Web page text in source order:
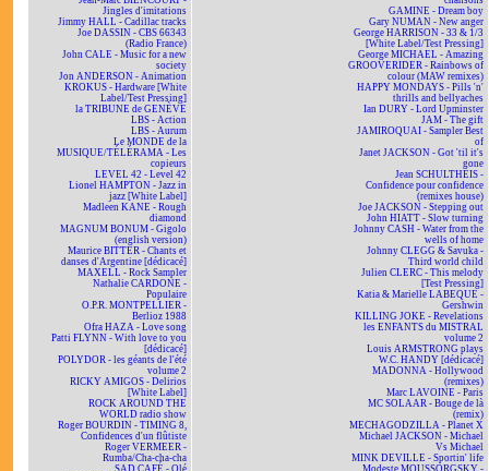
Jingles d'imitations
Jimmy HALL - Cadillac tracks
Joe DASSIN - CBS 66343
(Radio France)
John CALE - Music for a new
society
Jon ANDERSON - Animation
KROKUS - Hardware [White
Label/Test Pressing]
la TRIBUNE de GENÈVE
LBS - Action
LBS - Aurum
Le MONDE de la
MUSIQUE/TÉLÉRAMA - Les
copieurs
LEVEL 42 - Level 42
Lionel HAMPTON - Jazz in
jazz [White Label]
Madleen KANE - Rough
diamond
MAGNUM BONUM - Gigolo
(english version)
Maurice BITTER - Chants et
danses d'Argentine [dédicacé]
MAXELL - Rock Sampler
Nathalie CARDONE -
Populaire
O.P.R. MONTPELLIER -
Berlioz 1988
Ofra HAZA - Love song
Patti FLYNN - With love to you
[dédicacé]
POLYDOR - les géants de l'été
volume 2
RICKY AMIGOS - Delirios
[White Label]
ROCK AROUND THE
WORLD radio show
Roger BOURDIN - TIMING 8,
Confidences d'un flûtiste
Roger VERMEER -
Rumba/Cha-cha-cha
SAD CAFÉ - Olé
GAMINE - Dream boy
Gary NUMAN - New anger
George HARRISON - 33 & 1/3
[White Label/Test Pressing]
George MICHAEL - Amazing
GROOVERIDER - Rainbows of
colour (MAW remixes)
HAPPY MONDAYS - Pills 'n'
thrills and bellyaches
Ian DURY - Lord Upminster
JAM - The gift
JAMIROQUAI - Sampler Best
of
Janet JACKSON - Got 'til it's
gone
Jean SCHULTHEIS -
Confidence pour confidence
(remixes house)
Joe JACKSON - Stepping out
John HIATT - Slow turning
Johnny CASH - Water from the
wells of home
Johnny CLEGG & Savuka -
Third world child
Julien CLERC - This melody
[Test Pressing]
Katia & Marielle LABEQUE -
Gershwin
KILLING JOKE - Revelations
les ENFANTS du MISTRAL
volume 2
Louis ARMSTRONG plays
W.C. HANDY [dédicacé]
MADONNA - Hollywood
(remixes)
Marc LAVOINE - Paris
MC SOLAAR - Bouge de là
(remix)
MECHAGODZILLA - Planet X
Michael JACKSON - Michael
Vs Michael
MINK DEVILLE - Sportin' life
Modeste MOUSSORGSKY -